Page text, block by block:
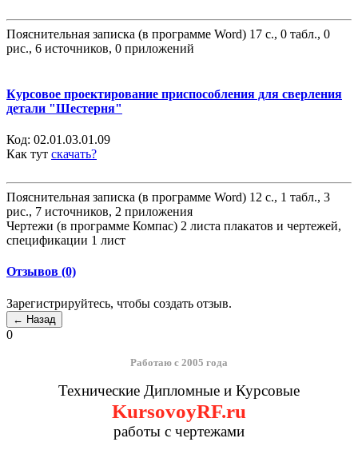
Пояснительная записка (в программе Word) 17 с., 0 табл., 0
рис., 6 источников, 0 приложений
Курсовое проектирование приспособления для сверления
детали "Шестерня"
Код: 02.01.03.01.09
Как тут скачать?
Пояснительная записка (в программе Word) 12 с., 1 табл., 3
рис., 7 источников, 2 приложения
Чертежи (в программе Компас) 2 листа плакатов и чертежей,
спецификации 1 лист
Отзывов (0)
Зарегистрируйтесь, чтобы создать отзыв.
0
Работаю с 2005 года
Технические Дипломные и Курсовые
KursovoyRF.ru
работы с чертежами